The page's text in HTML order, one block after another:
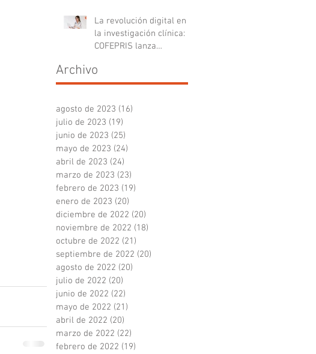
La revolución digital en
la investigación clínica:
COFEPRIS lanza
Archivo
agosto de 2023 (16)
julio de 2023 (19)
junio de 2023 (25)
mayo de 2023 (24)
abril de 2023 (24)
marzo de 2023 (23)
febrero de 2023 (19)
enero de 2023 (20)
diciembre de 2022 (20)
noviembre de 2022 (18)
octubre de 2022 (21)
septiembre de 2022 (20)
agosto de 2022 (20)
julio de 2022 (20)
junio de 2022 (22)
mayo de 2022 (21)
abril de 2022 (20)
marzo de 2022 (22)
febrero de 2022 (19)